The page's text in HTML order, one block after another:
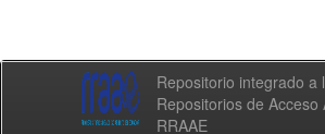
Repositorio integrado a
Repositorios de
RRAAE